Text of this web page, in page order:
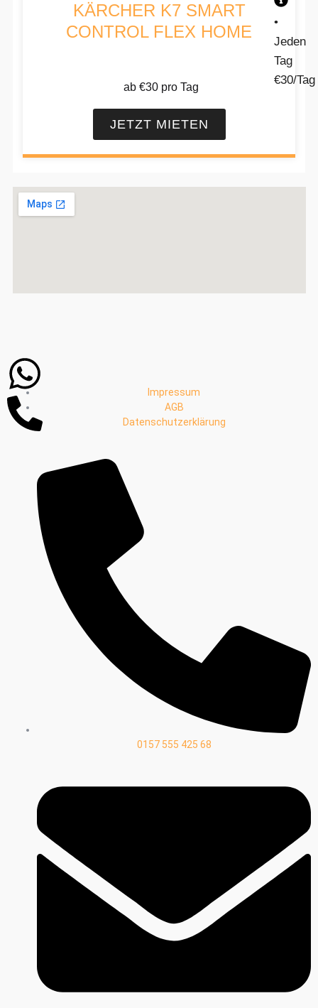
KÄRCHER K7 SMART
CONTROL FLEX HOME
•
Jeden
Tag
€30/Tag
ab €30 pro Tag
JETZT MIETEN
Impressum
AGB
Datenschutzerklärung
0157 555 425 68
Whatsapp
Phone-
alt